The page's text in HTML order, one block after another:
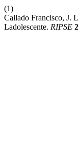
(1)
Callado Francisco, J.
Ladolescente. RIPSE